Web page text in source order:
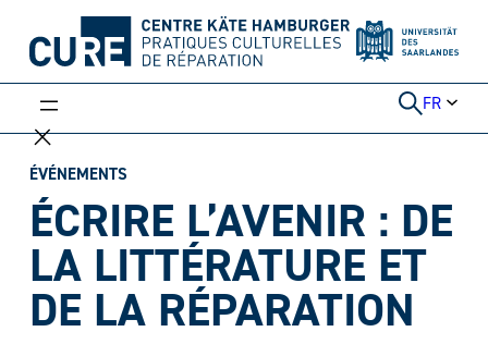
contenu
FR
ÉVÉNEMENTS
ÉCRIRE L’AVENIR : DE
LA LITTÉRATURE ET
DE LA RÉPARATION